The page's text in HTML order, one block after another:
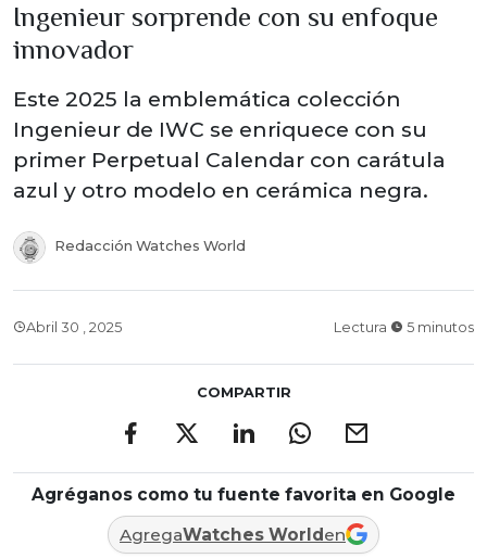
Ingenieur sorprende con su enfoque
innovador
Este 2025 la emblemática colección
Ingenieur de IWC se enriquece con su
primer Perpetual Calendar con carátula
azul y otro modelo en cerámica negra.
Redacción Watches World
Abril 30 , 2025 Lectura 5 minutos
COMPARTIR
Agréganos como tu fuente favorita en Google
AgregaWatches Worlden